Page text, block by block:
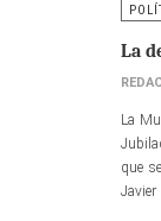
La
La
que
Javier